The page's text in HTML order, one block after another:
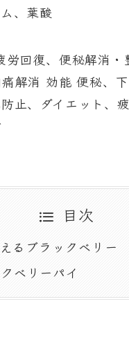
、葉酸
労回復、便秘解消・
解消 効能 便秘、
止、ダイエット、
目次
るブラックベリー
ベリーパイ